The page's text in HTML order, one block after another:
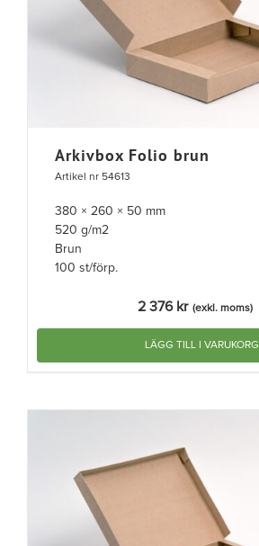
Arkivbox Folio brun
Artikel nr 54613
380 × 260 × 50 mm
520 g/m2
Brun
100 st/förp.
2 376 kr (exkl. moms)
LÄGG TILL I VARUKORG